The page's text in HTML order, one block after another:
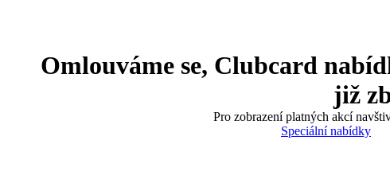
Omlouváme se, Clubcard
již
Pro zobrazení platných akcí
Speciální nabídky